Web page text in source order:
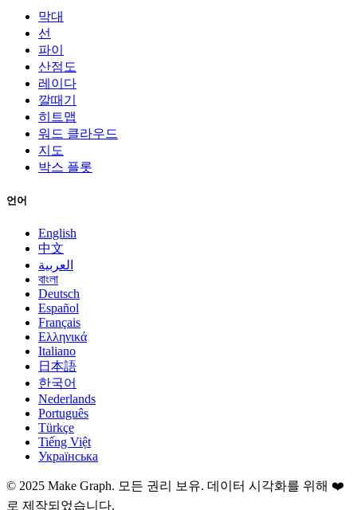
막대
선
파이
산점도
레이다
깔때기
히트맵
워드 클라우드
지도
박스 플롯
언어
English
中文
العربية
বাংলা
Deutsch
Español
Français
Ελληνικά
Italiano
日本語
한국어
Nederlands
Português
Türkçe
Tiếng Việt
Українська
© 2025 Make Graph. 모든 권리 보유. 데이터 시각화를 위해 ❤️
로 제작되었습니다.